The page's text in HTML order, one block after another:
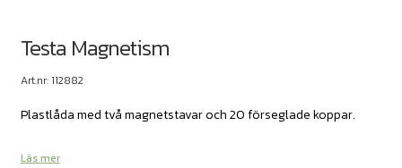
Testa Magnetism
Art.nr: 112882
Plastlåda med två magnetstavar och 20 förseglade koppar.
Läs mer